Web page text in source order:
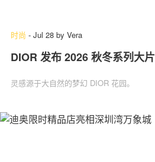
时尚 - Jul 28 by Vera
DIOR 发布 2026 秋冬系列大片
灵感源于大自然的梦幻 DIOR 花园。